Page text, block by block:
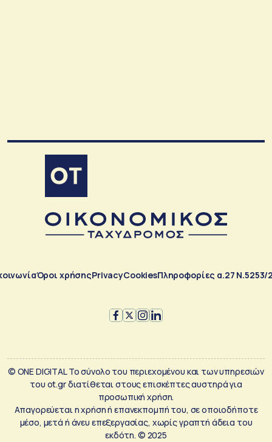
Όροι χρήσηςPrivacyCookiesΠληροφορίες α.27 Ν.5253/
© ONE DIGITAL Το σύνολο του περιεχομένου και των υπηρεσιών
του ot.gr διατίθεται στους επισκέπτες αυστηρά για
προσωπική χρήση.
Απαγορεύεται η χρήση ή επανεκπομπή του, σε οποιοδήποτε
μέσο, μετά ή άνευ επεξεργασίας, χωρίς γραπτή άδεια του
εκδότη. © 2025